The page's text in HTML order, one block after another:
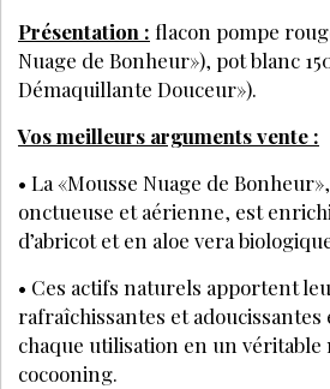
Présentation : flacon pompe
Nuage de Bonheur»), pot blanc
Démaquillante Douceur»).
Vos meilleurs arguments vente :
• La «Mousse Nuage de
onctueuse et aérienne, est
d’abricot et en aloe vera
• Ces actifs naturels apportent
rafraîchissantes et
chaque utilisation en un véritable
cocooning.